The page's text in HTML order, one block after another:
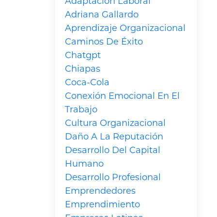
Adriana Gallardo
Aprendizaje Organizacional
Caminos De Éxito
Chatgpt
Chiapas
Coca-Cola
Conexión Emocional En El
Trabajo
Cultura Organizacional
Daño A La Reputación
Desarrollo Del Capital
Humano
Desarrollo Profesional
Emprendedores
Emprendimiento